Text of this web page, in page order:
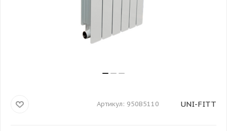
Артикул: 950B5110 UNI-FITT